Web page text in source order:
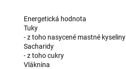
Energetická hodnota
Tuky
- z toho nasycené mastné kyseliny
Sacharidy
- z toho cukry
Vláknina